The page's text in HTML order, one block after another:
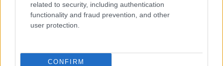
related to security, including authentication
functionality and fraud prevention, and other
user protection.
CONFIRM